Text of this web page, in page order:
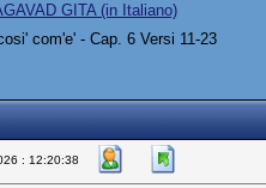
GITA (in Italiano)
com'e' - Cap. 6 Versi 11-23
: 12:20:38